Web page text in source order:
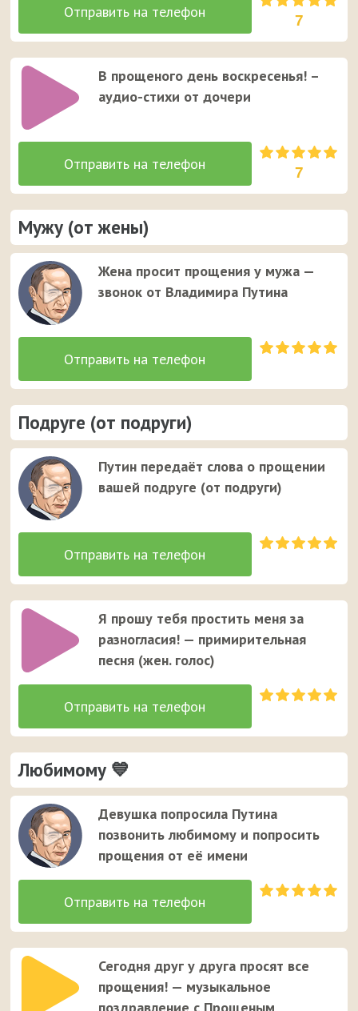
7
В прощеного день воскресенья! –
аудио-стихи от дочери
7
Мужу (от жены)
Жена просит прощения у мужа —
звонок от Владимира Путина
Подруге (от подруги)
Путин передаёт слова о прощении
вашей подруге (от подруги)
Я прошу тебя простить меня за
разногласия! — примирительная
песня (жен. голос)
Любимому 💙
Девушка попросила Путина
позвонить любимому и попросить
прощения от её имени
Сегодня друг у друга просят все
прощения! — музыкальное